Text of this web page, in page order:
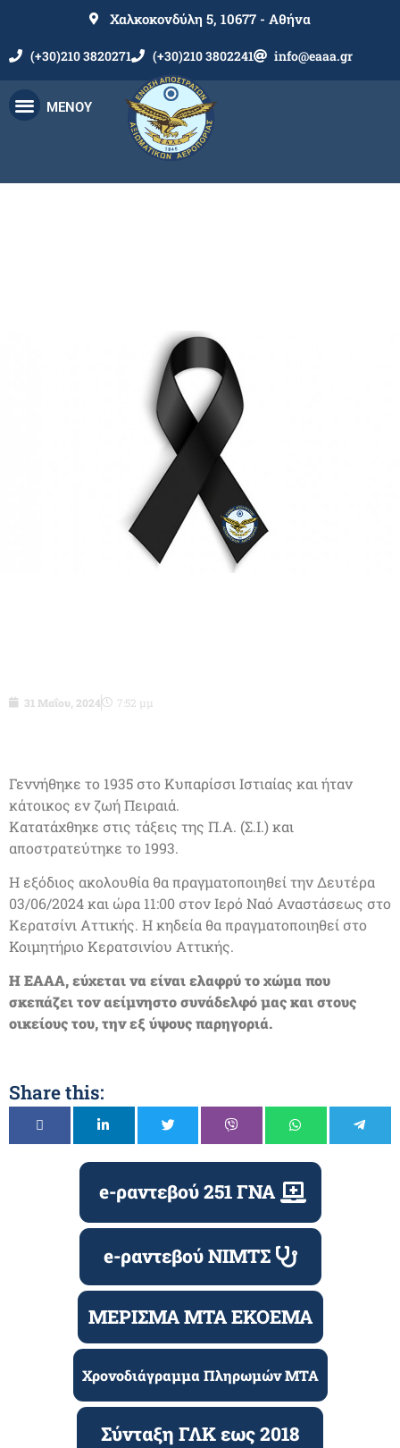
Χαλκοκονδύλη 5, 10677 - Αθήνα
(+30)210 3820271 (+30)210 3802241 info@eaaa.gr
ΜΕΝΟΥ
31 Μαΐου, 2024 7:52 μμ
Γεννήθηκε το 1935 στο Κυπαρίσσι Ιστιαίας και ήταν
κάτοικος εν ζωή Πειραιά.
Κατατάχθηκε στις τάξεις της Π.Α. (Σ.Ι.) και
αποστρατεύτηκε το 1993.
H εξόδιος ακολουθία θα πραγματοποιηθεί την Δευτέρα
03/06/2024 και ώρα 11:00 στον Ιερό Ναό Αναστάσεως στο
Κερατσίνι Αττικής. Η κηδεία θα πραγματοποιηθεί στο
Κοιμητήριο Κερατσινίου Αττικής.
Η ΕΑΑΑ, εύχεται να είναι ελαφρύ το χώμα που
σκεπάζει τον αείμνηστο συνάδελφό μας και στους
οικείους του, την εξ ύψους παρηγοριά.
Share this:
e-ραντεβού 251 ΓΝΑ
e-ραντεβού ΝΙΜΤΣ
ΜΕΡΙΣΜΑ ΜΤΑ ΕΚΟΕΜΑ
Χρονοδιάγραμμα Πληρωμών ΜΤΑ
Σύνταξη ΓΛΚ εως 2018